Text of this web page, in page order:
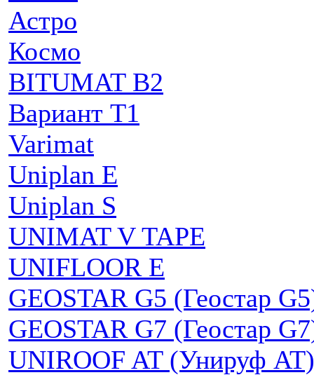
Астро
Космо
BITUMAT B2
Вариант Т1
Varimat
Uniplan E
Uniplan S
UNIMAT V TAPE
UNIFLOOR E
GEOSTAR G5 (Геостар
GEOSTAR G7 (Геостар
UNIROOF AT (Унируф AT)